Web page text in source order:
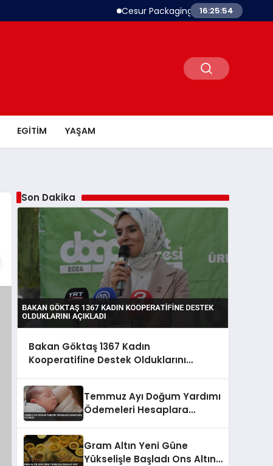
Cesur Packaging, Mısır’daki Üretim
16:25:55
EGITIM YAŞAM
Son Dakika
Bakan Göktaş 1367 Kadın
Kooperatifine Destek Olduklarını
Temmuz Ayı Doğum Yardımı
Ödemeleri Hesaplara
Gram Altın Yeni Güne
Yükselişle Başladı Ons Altın